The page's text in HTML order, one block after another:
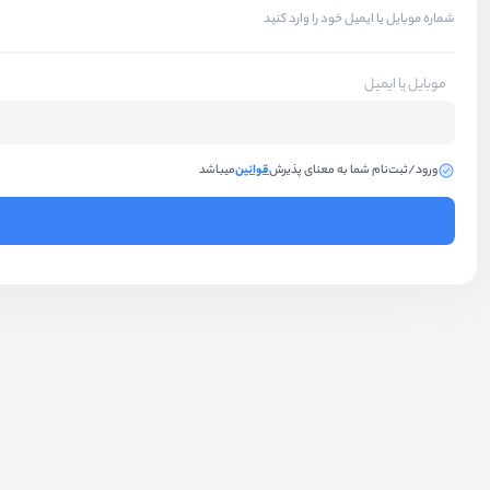
شماره موبایل یا ایمیل خود را وارد کنید
موبایل یا ایمیل
ورود/ثبت‌نام شما به معنای پذیرشقوانینمیباشد